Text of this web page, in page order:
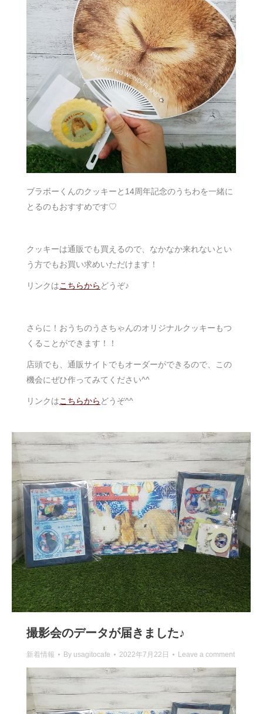
ブラボーくんのクッキーと14周年記念のうちわを一緒に
とるのもおすすめです♡
クッキーは通販でも買えるので、なかなか来れないとい
う方でもお買い求めいただけます！
リンクはこちらから どうぞ♪
さらに！おうちのうさちゃんのオリジナルクッキーもつ
くることができます！！
店頭でも、通販サイトでもオーダーができるので、この
機会にぜひ作ってみてください^^
リンクはこちらから どうぞ^^
撮影会のデータが届きました♪
新着情報 By usagitocafe 2022年7月22日 Leave a comment